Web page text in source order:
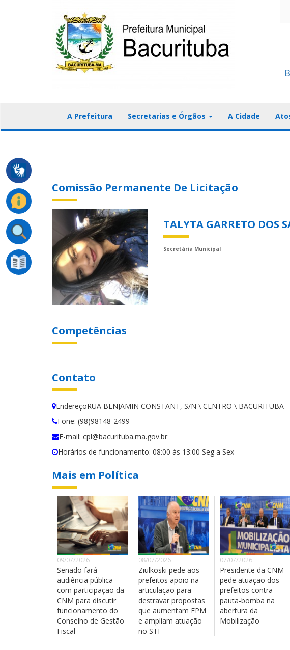
A Prefeitura Secretarias e Órgãos A Cidade
Comissão Permanente De Licitação
TALYTA GARRETO DOS
Secretária Municipal
Competências
Contato
EndereçoRUA BENJAMIN CONSTANT, S/N \ CENTRO \ BACURITUBA
Fone: (98)98148-2499
E-mail: cpl@bacurituba.ma.gov.br
Horários de funcionamento: 08:00 às 13:00 Seg a Sex
Mais em Política
09/07/2026
Senado fará
audiência pública
com participação da
CNM para discutir
funcionamento do
Conselho de Gestão
Fiscal
08/07/2026
Ziulkoski pede aos
prefeitos apoio na
articulação para
destravar propostas
que aumentam FPM
e ampliam atuação
no STF
07/07/2026
Presidente da CNM
pede atuação dos
prefeitos contra
pauta-bomba na
abertura da
Mobilização